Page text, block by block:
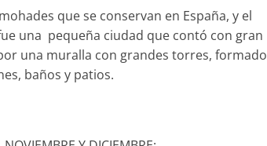
que se conservan en España, y el
una pequeña ciudad que contó con gran
una muralla con grandes torres, formado
baños y patios.